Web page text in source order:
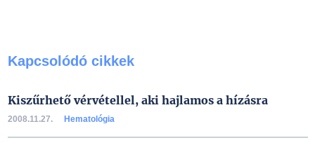
Kapcsolódó cikkek
Kiszűrhető vérvétellel, aki hajlamos a hízásra
2008.11.27. Hematológia